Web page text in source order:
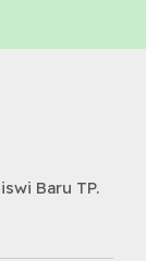
Baru TP.